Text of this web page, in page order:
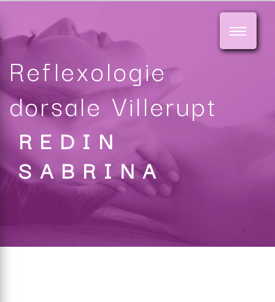
Reflexologie
dorsale Villerupt
REDIN
SABRINA